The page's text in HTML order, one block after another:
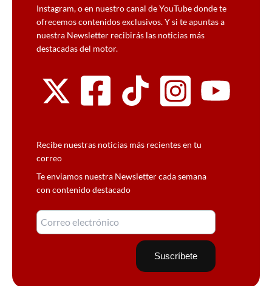
Instagram, o en nuestro canal de YouTube donde te
ofrecemos contenidos exclusivos. Y si te apuntas a
nuestra Newsletter recibirás las noticias más
destacadas del motor.
Recibe nuestras noticias más recientes en tu
correo
Te enviamos nuestra Newsletter cada semana
con contenido destacado